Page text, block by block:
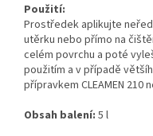
Použití:
Prostředek aplikujte
utěrku nebo přímo na
celém povrchu a poté
použitím a v případě
přípravkem CLEAMEN 210
Obsah balení: 5 l